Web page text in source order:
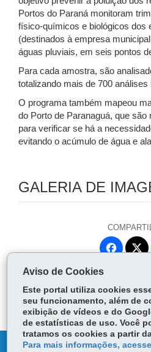
Portos do Paraná monitoram
físico-químicos e biológicos dos
(destinados à empresa
águas pluviais, em seis pontos
Para cada amostra, são
totalizando mais de 700 análises
O programa também mapeou
do Porto de Paranaguá, que
para verificar se há a
evitando o acúmulo de água e
GALERIA DE
Fa
ok
itt
DENUNCIE CORRUPÇÃO
Aviso de Cookies
Este portal utiliza cookies
seu funcionamento, além de
exibição de vídeos e do
de estatísticas de uso. Você
tratamos os cookies a partir
Para mais informações,